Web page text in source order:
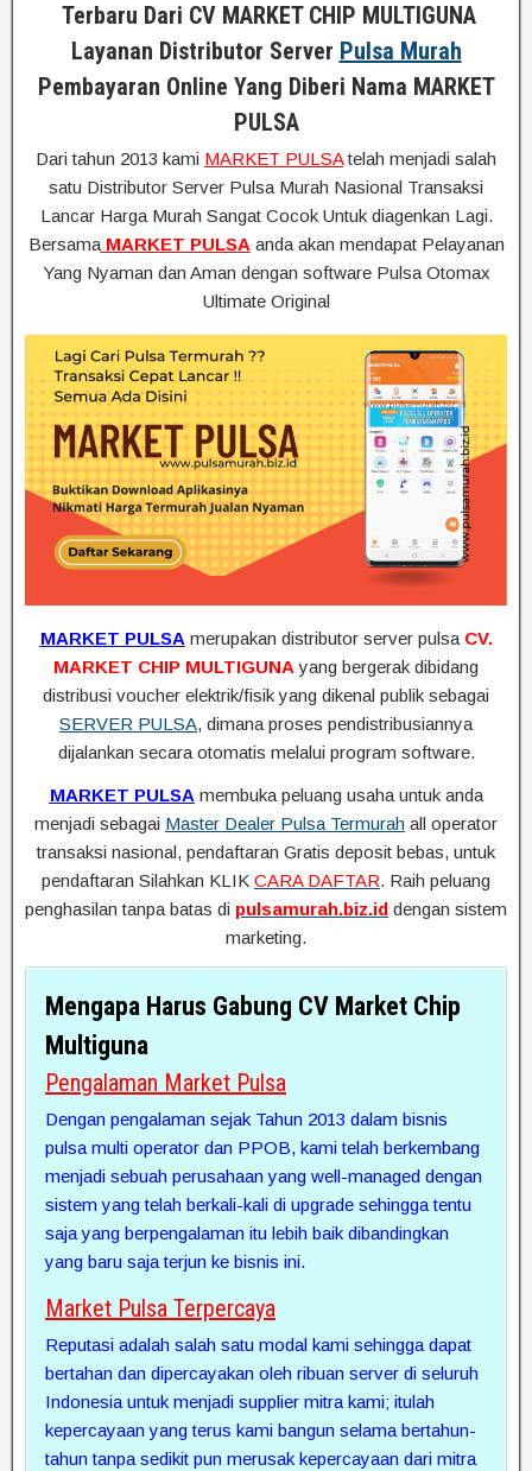
Terbaru Dari CV MARKET CHIP MULTIGUNA
Layanan Distributor Server Pulsa Murah
Pembayaran Online Yang Diberi Nama MARKET
PULSA
Dari tahun 2013 kami MARKET PULSAtelah menjadi salah
satu Distributor Server Pulsa Murah Nasional Transaksi
Lancar Harga Murah Sangat Cocok Untuk diagenkan Lagi.
BersamaMARKET PULSA anda akan mendapat Pelayanan
Yang Nyaman dan Aman dengan software Pulsa Otomax
Ultimate Original
MARKET PULSA merupakan distributor server pulsa CV.
MARKET CHIP MULTIGUNAyang bergerak dibidang
distribusi voucher elektrik/fisik yang dikenal publik sebagai
SERVER PULSA, dimana proses pendistribusiannya
dijalankan secara otomatis melalui program software.
MARKET PULSAmembuka peluang usaha untuk anda
menjadi sebagai Master Dealer Pulsa Termurah all operator
transaksi nasional, pendaftaran Gratis deposit bebas, untuk
pendaftaran Silahkan KLIK CARA DAFTAR. Raih peluang
penghasilan tanpa batas di pulsamurah.biz.id dengan sistem
marketing.
Mengapa Harus Gabung CV Market Chip
Multiguna
Pengalaman Market Pulsa
Dengan pengalaman sejak Tahun 2013 dalam bisnis
pulsa multi operator dan PPOB, kami telah berkembang
menjadi sebuah perusahaan yang well-managed dengan
sistem yang telah berkali-kali di upgrade sehingga tentu
saja yang berpengalaman itu lebih baik dibandingkan
yang baru saja terjun ke bisnis ini.
Market Pulsa Terpercaya
Reputasi adalah salah satu modal kami sehingga dapat
bertahan dan dipercayakan oleh ribuan server di seluruh
Indonesia untuk menjadi supplier mitra kami; itulah
kepercayaan yang terus kami bangun selama bertahun-
tahun tanpa sedikit pun merusak kepercayaan dari mitra